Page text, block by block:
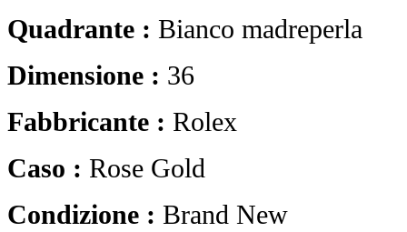
Quadrante : Bianco madreperla
Dimensione : 36
Fabbricante : Rolex
Caso : Rose Gold
Condizione : Brand New